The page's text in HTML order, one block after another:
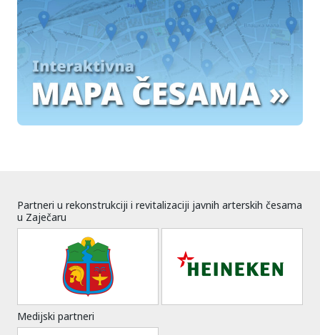
Partneri u rekonstrukciji i revitalizaciji javnih arterskih česama
u Zaječaru
Medijski partneri